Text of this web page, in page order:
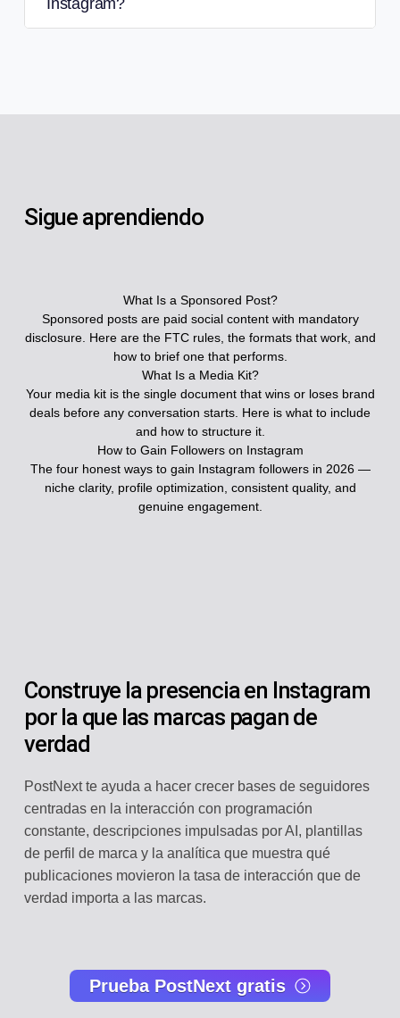
Sigue aprendiendo
What Is a Sponsored Post?
Sponsored posts are paid social content with mandatory
disclosure. Here are the FTC rules, the formats that work, and
how to brief one that performs.
What Is a Media Kit?
Your media kit is the single document that wins or loses brand
deals before any conversation starts. Here is what to include
and how to structure it.
How to Gain Followers on Instagram
The four honest ways to gain Instagram followers in 2026 —
niche clarity, profile optimization, consistent quality, and
genuine engagement.
Construye la presencia en Instagram
por la que las marcas pagan de
verdad
PostNext te ayuda a hacer crecer bases de seguidores
centradas en la interacción con programación
constante, descripciones impulsadas por AI, plantillas
de perfil de marca y la analítica que muestra qué
publicaciones movieron la tasa de interacción que de
verdad importa a las marcas.
Prueba PostNext gratis